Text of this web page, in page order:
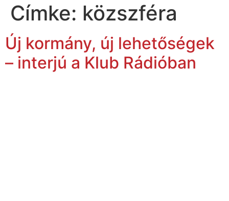
Címke: közszféra
Új kormány, új lehetőségek
– interjú a Klub Rádióban